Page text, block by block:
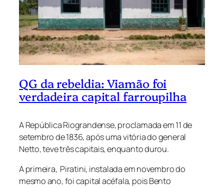
QG da rebeldia: Viamão foi
verdadeira capital farroupilha
A República Riograndense, proclamada em 11 de
setembro de 1836, após uma vitória do general
Netto, teve três capitais, enquanto durou.
A primeira, Piratini, instalada em novembro do
mesmo ano, foi capital acéfala, pois Bento